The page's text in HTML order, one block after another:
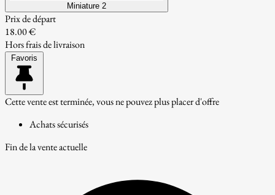
Miniature 2
Prix de départ
18.00 €
Hors frais de livraison
Favoris
Cette vente est terminée, vous ne pouvez plus placer d'offre
Achats sécurisés
Fin de la vente actuelle